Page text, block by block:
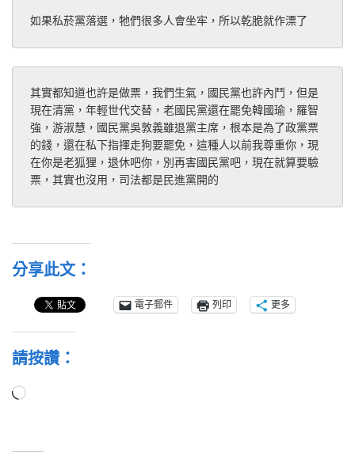
如果私菸黨落選，牠們很多人會坐牢，所以乾脆就作漂了
其實都知道也許是做票，我們生氣，國民黨也許內鬥，但是
現在清黨，年輕世代交替，老國民黨還在罷免韓國瑜，羅智
強，游淑慧，國民黨吳敦義雖退黨主席，根本是為了政黨票
的錢，還在私下指揮走狗要罷免，這種人以前我尊重你，現
在你是老狐狸，退休吧你，別再害國民黨吧，現在就算要驗
票，其實也沒用，司法都是民進黨開的
分享此文：
電子郵件 列印 更多
請按讚：
正